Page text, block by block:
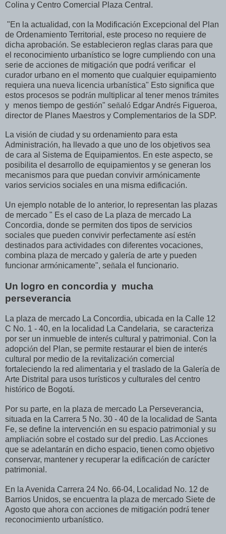
Colina y Centro Comercial Plaza Central.
"En la actualidad, con la Modificación Excepcional del Plan
de Ordenamiento Territorial, este proceso no requiere de
dicha aprobación. Se establecieron reglas claras para que
el reconocimiento urbanístico se logre cumpliendo con una
serie de acciones de mitigación que podrá verificar el
curador urbano en el momento que cualquier equipamiento
requiera una nueva licencia urbanística" Esto significa que
estos procesos se podrán multiplicar al tener menos trámites
y menos tiempo de gestión" señal ó Edgar Andrés Figueroa,
director de Planes Maestros y Complementarios de la SDP.
La visión de ciudad y su ordenamiento para esta
Administración, ha llevado a que uno de los objetivos sea
de cara al Sistema de Equipamientos. En este aspecto, se
posibilita el desarrollo de equipamientos y se generan los
mecanismos para que puedan convivir armónicamente
varios servicios sociales en una misma edificación.
Un ejemplo notable de lo anterior, lo representan las plazas
de mercado " Es el caso de La plaza de mercado La
Concordia, donde se permiten dos tipos de servicios
sociales que pueden convivir perfectamente así estén
destinados para actividades con diferentes vocaciones,
combina plaza de mercado y galería de arte y pueden
funcionar armónicamente", señala el funcionario.
Un logro en concordia y mucha
perseverancia
La plaza de mercado La Concordia, ubicada en la Calle 12
C No. 1 - 40, en la localidad La Candelaria, se caracteriza
por ser un inmueble de interés cultural y patrimonial. Con la
adopción del Plan, se permite restaurar el bien de interés
cultural por medio de la revitalización comercial
fortaleciendo la red alimentaria y el traslado de la Galería de
Arte Distrital para usos turísticos y culturales del centro
histórico de Bogotá.
Por su parte, en la plaza de mercado La Perseverancia,
situada en la Carrera 5 No. 30 - 40 de la localidad de Santa
Fe, se define la intervención en su espacio patrimonial y su
ampliación sobre el costado sur del predio. Las Acciones
que se adelantarán en dicho espacio, tienen como objetivo
conservar, mantener y recuperar la edificación de carácter
patrimonial.
En la Avenida Carrera 24 No. 66-04, Localidad No. 12 de
Barrios Unidos, se encuentra la plaza de mercado Siete de
Agosto que ahora con acciones de mitigación podrá tener
reconocimiento urbanístico.